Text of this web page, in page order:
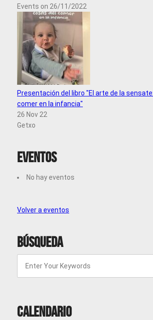
Events on 26/11/2022
Presentación del libro "El arte de la
comer en la infancia"
26 Nov 22
Getxo
Eventos
No hay eventos
Volver a eventos
Búsqueda
Calendario